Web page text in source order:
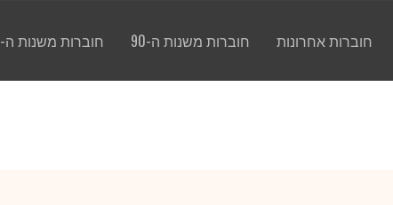
חוברות אחרונות חוברות משנות ה-90 חוברות משנות ה-80